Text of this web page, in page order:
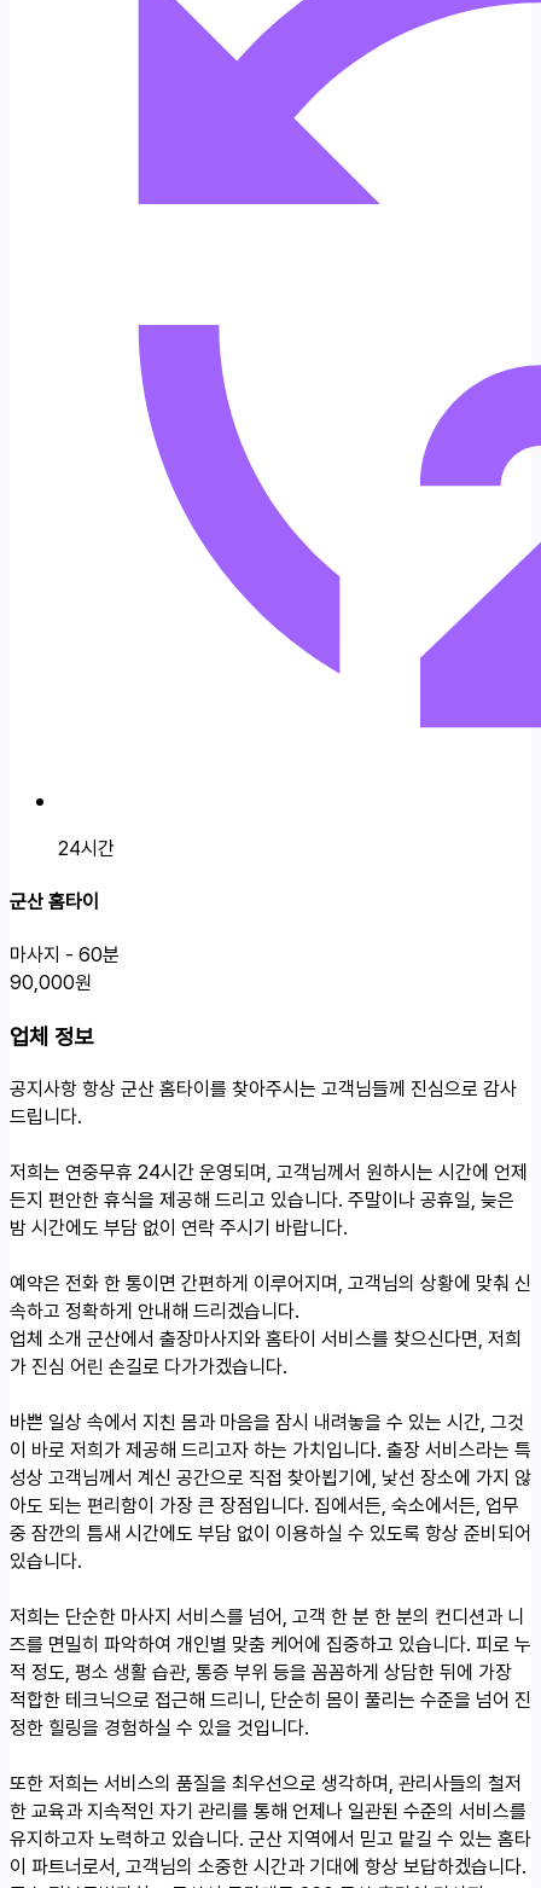
24시간
군산 홈타이
마사지 - 60분
90,000원
업체 정보
공지사항항상 군산 홈타이를 찾아주시는 고객님들께 진심으로 감사
드립니다.
저희는 연중무휴 24시간 운영되며, 고객님께서 원하시는 시간에 언제
든지 편안한 휴식을 제공해 드리고 있습니다. 주말이나 공휴일, 늦은
밤 시간에도 부담 없이 연락 주시기 바랍니다.
예약은 전화 한 통이면 간편하게 이루어지며, 고객님의 상황에 맞춰 신
속하고 정확하게 안내해 드리겠습니다.
업체 소개 군산에서 출장마사지와 홈타이 서비스를 찾으신다면, 저희
가 진심 어린 손길로 다가가겠습니다.
바쁜 일상 속에서 지친 몸과 마음을 잠시 내려놓을 수 있는 시간, 그것
이 바로 저희가 제공해 드리고자 하는 가치입니다. 출장 서비스라는 특
성상 고객님께서 계신 공간으로 직접 찾아뵙기에, 낯선 장소에 가지 않
아도 되는 편리함이 가장 큰 장점입니다. 집에서든, 숙소에서든, 업무
중 잠깐의 틈새 시간에도 부담 없이 이용하실 수 있도록 항상 준비되어
있습니다.
저희는 단순한 마사지 서비스를 넘어, 고객 한 분 한 분의 컨디션과 니
즈를 면밀히 파악하여 개인별 맞춤 케어에 집중하고 있습니다. 피로 누
적 정도, 평소 생활 습관, 통증 부위 등을 꼼꼼하게 상담한 뒤에 가장
적합한 테크닉으로 접근해 드리니, 단순히 몸이 풀리는 수준을 넘어 진
정한 힐링을 경험하실 수 있을 것입니다.
또한 저희는 서비스의 품질을 최우선으로 생각하며, 관리사들의 철저
한 교육과 지속적인 자기 관리를 통해 언제나 일관된 수준의 서비스를
유지하고자 노력하고 있습니다. 군산 지역에서 믿고 맡길 수 있는 홈타
이 파트너로서, 고객님의 소중한 시간과 기대에 항상 보답하겠습니다.